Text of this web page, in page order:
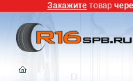
Закажите товар